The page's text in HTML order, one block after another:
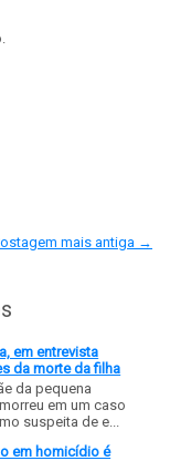
mais antiga →
em entrevista
da morte da filha
da pequena
em um caso
suspeita de e...
em homicídio é